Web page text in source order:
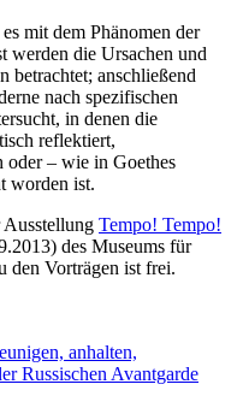
mit dem Phänomen der
werden die Ursachen und
betrachtet; anschließend
nach spezifischen
in denen die
reflektiert,
oder – wie in Goethes
worden ist.
Ausstellung Tempo! Tempo!
des Museums für
Vorträgen ist frei.
anhalten,
Russischen Avantgarde